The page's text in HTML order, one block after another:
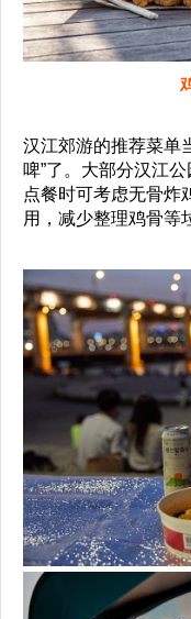
汉江郊游的推荐菜单
啤”了。大部分汉江
点餐时可考虑无骨炸
用，减少整理鸡骨等